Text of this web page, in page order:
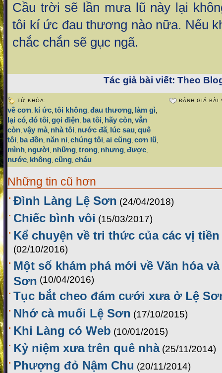
Cầu trời sẽ lần mưa lũ này lại
tôi kí ức đau thương nào nữa. Nếu
chắc chắn sẽ gục ngã.
Tác giả bài viết: Theo
TỪ KHÓA:
về cơn, kí ức, tôi không, đau thương, làm gì,
lại có, đó tôi, gọi điện, ba tôi, hãy còn, vẫn
còn, vậy mà, nhà tôi, nước đã, lúc sau, quê
tôi, ba đồn, năn nỉ, chúng tôi, ai cũng, cơn lũ,
mình, người, những, trong, nhưng, được,
nước, không, cũng, cháu
ĐÁNH GIÁ BÀI
Những tin cũ hơn
Đình Làng Lệ Sơn (24/04/2018)
Chiếc bình vôi (15/03/2017)
Kể chuyện về tri thức của các vị
(02/10/2016)
Một số khám phá mới về Văn hóa
Sơn (10/04/2016)
Tục bắt cheo đám cưới xưa ở Lệ
Nhớ cà muối Lệ Sơn (17/10/2015)
Khi Làng có Web (10/01/2015)
Kỷ niệm xưa trên quê nhà (25/11/2014)
Phượng đỏ Nậm Chu (20/11/2014)